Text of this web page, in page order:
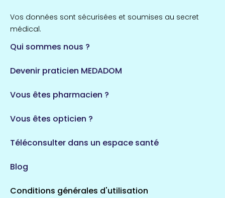
124 espaces de santé
Auvergne-Rhône-Alpes
720 espaces de santé
Maine-et-Loire
Loiret
1 espaces de santé
1 espaces de santé
Vos données sont sécurisées et soumises au secret
médical.
Qui sommes nous ?
Devenir praticien MEDADOM
Vous êtes pharmacien ?
Vous êtes opticien ?
Téléconsulter dans un espace santé
Blog
Conditions générales d'utilisation